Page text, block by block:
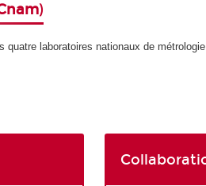
)
laboratoires nationaux de